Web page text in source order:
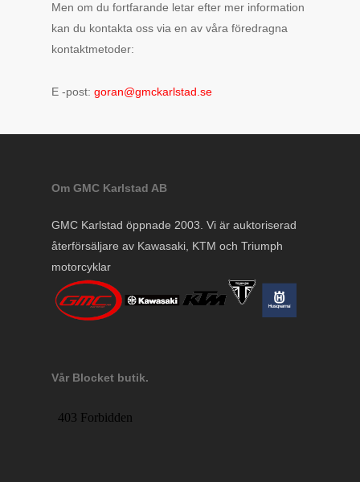
Men om du fortfarande letar efter mer information
kan du kontakta oss via en av våra föredragna
kontaktmetoder:
E -post:goran@gmckarlstad.se
Om GMC Karlstad AB
GMC Karlstad öppnade 2003. Vi är auktoriserad
återförsäljare av Kawasaki, KTM och Triumph
motorcyklar
Vår Blocket butik.